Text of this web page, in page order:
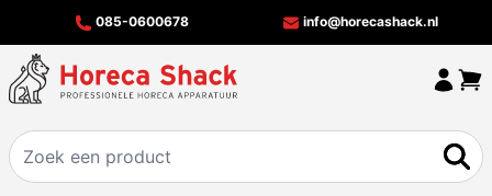
085-0600678 info@horecashack.nl